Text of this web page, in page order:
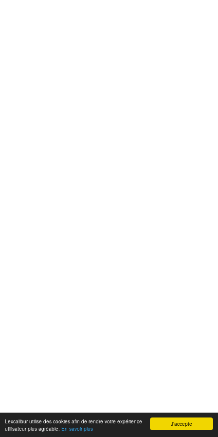
J'accepte
Lexcalibur utilise des cookies afin de rendre votre expérience
utilisateur plus agréable. En savoir plus